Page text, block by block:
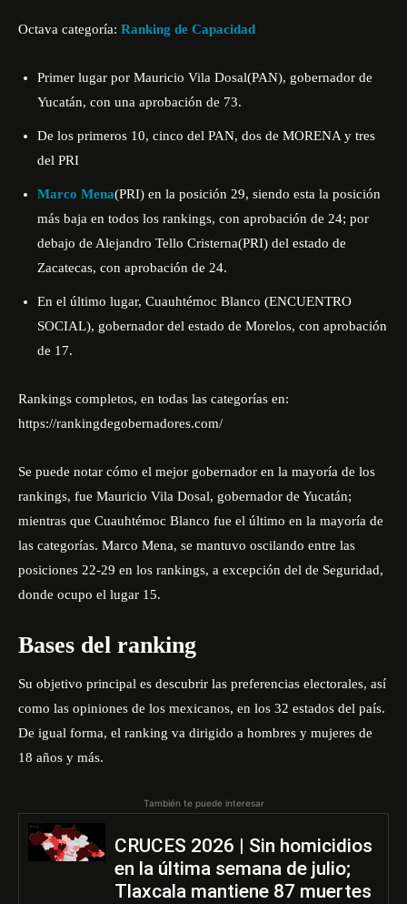
Octava categoría: Ranking de Capacidad
Primer lugar por Mauricio Vila Dosal(PAN), gobernador de
Yucatán, con una aprobación de 73.
De los primeros 10, cinco del PAN, dos de MORENA y tres
del PRI
Marco Mena(PRI) en la posición 29, siendo esta la posición
más baja en todos los rankings, con aprobación de 24; por
debajo de Alejandro Tello Cristerna(PRI) del estado de
Zacatecas, con aprobación de 24.
En el último lugar, Cuauhtémoc Blanco (ENCUENTRO
SOCIAL), gobernador del estado de Morelos, con aprobación
de 17.
Rankings completos, en todas las categorías en:
https://rankingdegobernadores.com/
Se puede notar cómo el mejor gobernador en la mayoría de los
rankings, fue Mauricio Vila Dosal, gobernador de Yucatán;
mientras que Cuauhtémoc Blanco fue el último en la mayoría de
las categorías. Marco Mena, se mantuvo oscilando entre las
posiciones 22-29 en los rankings, a excepción del de Seguridad,
donde ocupo el lugar 15.
Bases del ranking
Su objetivo principal es descubrir las preferencias electorales, así
como las opiniones de los mexicanos, en los 32 estados del país.
De igual forma, el ranking va dirigido a hombres y mujeres de
18 años y más.
También te puede interesar
CRUCES 2026 | Sin homicidios
en la última semana de julio;
Tlaxcala mantiene 87 muertes